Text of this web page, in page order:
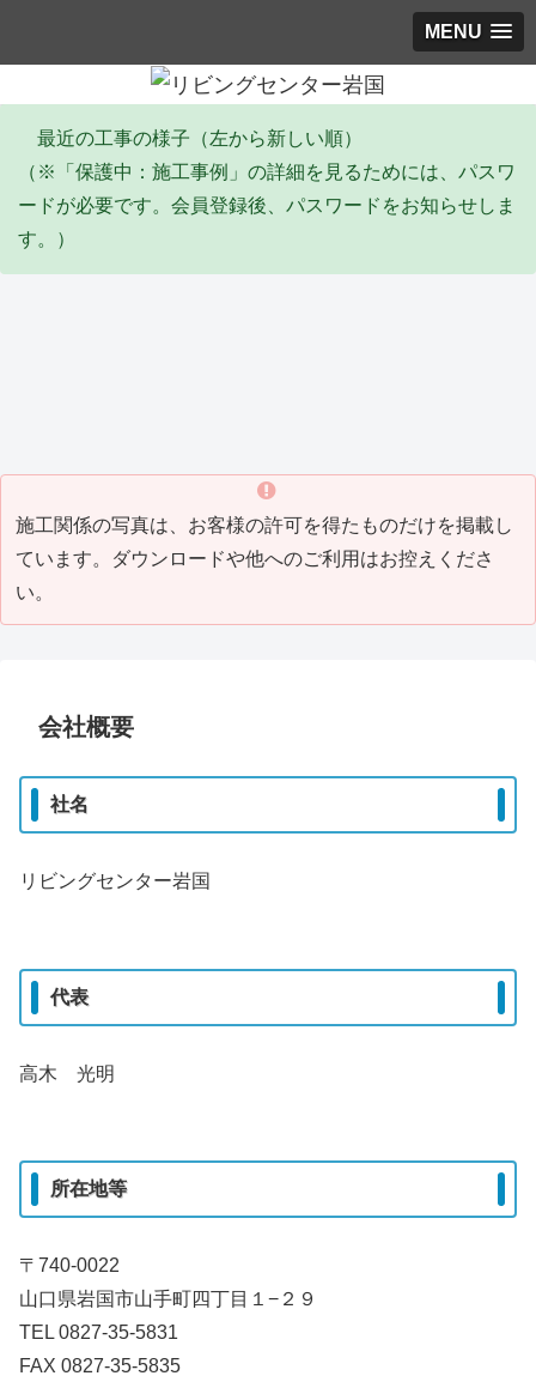
MENU
最近の工事の様子（左から新しい順）
（※「保護中：施工事例」の詳細を見るためには、パスワ
ードが必要です。会員登録後、パスワードをお知らせしま
す。）
施工関係の写真は、お客様の許可を得たものだけを掲載し
ています。ダウンロードや他へのご利用はお控えくださ
い。
会社概要
社名
リビングセンター岩国
代表
高木 光明
所在地等
〒740-0022
山口県岩国市山手町四丁目１−２９
TEL 0827-35-5831
FAX 0827-35-5835